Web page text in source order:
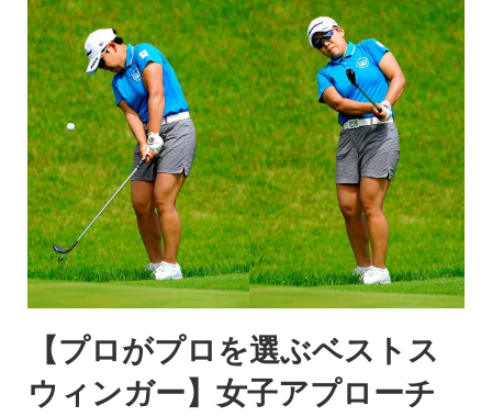
【プロがプロを選ぶベストス
ウィンガー】女子アプローチ